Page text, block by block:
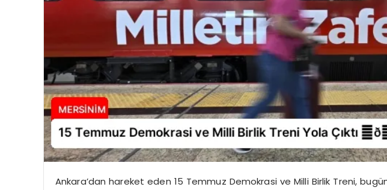
Ankara’dan hareket eden 15 Temmuz Demokrasi ve Milli Birlik Treni,